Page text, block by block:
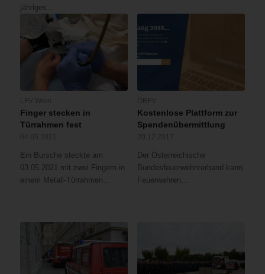
jähriges…
Finger stecken in
Türrahmen fest
Ein Bursche steckte am
03.05.2021 mit zwei Fingern in
einem Metall-Türrahmen…
Kostenlose Plattform zur
Spendenübermittlung
Der Österreichische
Bundesfeuerwehrverband kann
Feuerwehren…